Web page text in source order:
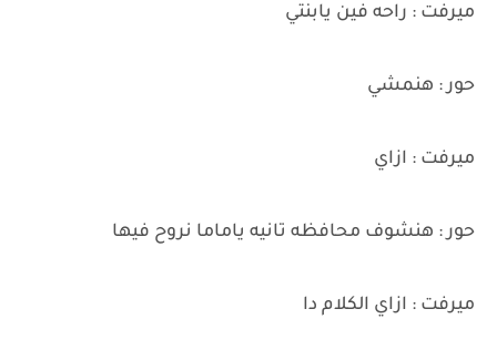
ميرفت : راحه فين يابنتي
حور : هنمشي
ميرفت : ازاي
حور : هنشوف محافظه تانيه ياماما نروح فيها
ميرفت : ازاي الكلام دا